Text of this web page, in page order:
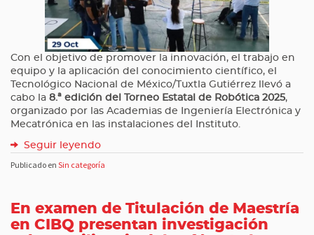
Con el objetivo de promover la innovación, el trabajo en
equipo y la aplicación del conocimiento científico, el
Tecnológico Nacional de México/Tuxtla Gutiérrez llevó a
cabo la 8.ª edición del Torneo Estatal de Robótica 2025,
organizado por las Academias de Ingeniería Electrónica y
Mecatrónica en las instalaciones del Instituto.
Seguir leyendo
Publicado en Sin categoría
En examen de Titulación de Maestría
en CIBQ presentan investigación